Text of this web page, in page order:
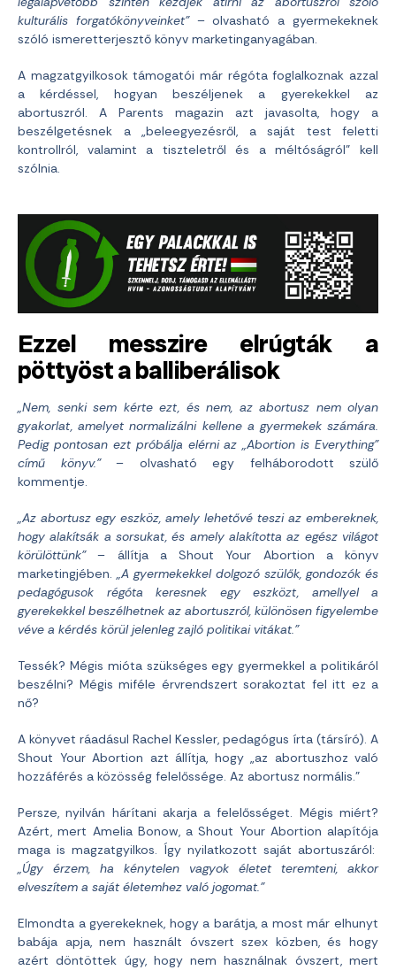
kulturális forgatókönyveinket”– olvasható a gyermekeknek
szóló ismeretterjesztő könyv marketinganyagában.
A magzatgyilkosok támogatói már régóta foglalkoznak azzal
a kérdéssel, hogyan beszéljenek a gyerekekkel az
abortuszról. A Parents magazin azt javasolta, hogy a
beszélgetésnek a „beleegyezésről, a saját test feletti
kontrollról, valamint a tiszteletről és a méltóságról” kell
szólnia.
Ezzel messzire elrúgták a
pöttyöst a balliberálisok
„Nem, senki sem kérte ezt, és nem, az abortusz nem olyan
gyakorlat, amelyet normalizálni kellene a gyermekek számára.
Pedig pontosan ezt próbálja elérni az „Abortion is Everything”
című könyv.”– olvasható egy felháborodott szülő
kommentje.
„Az abortusz egy eszköz, amely lehetővé teszi az embereknek,
hogy alakítsák a sorsukat, és amely alakította az egész világot
körülöttünk”– állítja a Shout Your Abortion a könyv
marketingjében. „A gyermekekkel dolgozó szülők, gondozók és
pedagógusok régóta keresnek egy eszközt, amellyel a
gyerekekkel beszélhetnek az abortuszról, különösen figyelembe
véve a kérdés körül jelenleg zajló politikai vitákat.”
Tessék? Mégis mióta szükséges egy gyermekkel a politikáról
beszélni? Mégis miféle érvrendszert sorakoztat fel itt ez a
nő?
A könyvet ráadásul Rachel Kessler, pedagógus írta (társíró). A
Shout Your Abortion azt állítja, hogy „az abortuszhoz való
hozzáférés a közösség felelőssége. Az abortusz normális.”
Persze, nyilván hárítani akarja a felelősséget. Mégis miért?
Azért, mert Amelia Bonow, a Shout Your Abortion alapítója
maga is magzatgyilkos. Így nyilatkozott saját abortuszáról:
„Úgy érzem, ha kénytelen vagyok életet teremteni, akkor
elveszítem a saját életemhez való jogomat.”
Elmondta a gyerekeknek, hogy a barátja, a most már elhunyt
babája apja, nem használt óvszert szex közben, és hogy
azért döntöttek úgy, hogy nem használnak óvszert, mert